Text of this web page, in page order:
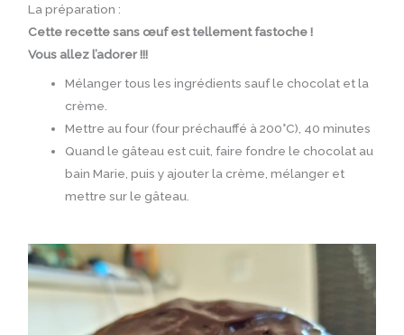
La préparation :
Cette recette sans œuf est tellement fastoche !
Vous allez l’adorer !!!
Mélanger tous les ingrédients sauf le chocolat et la
crème.
Mettre au four (four préchauffé à 200°C), 40 minutes
Quand le gâteau est cuit, faire fondre le chocolat au
bain Marie, puis y ajouter la crème, mélanger et
mettre sur le gâteau.